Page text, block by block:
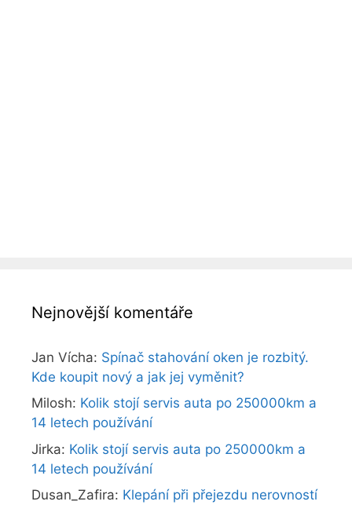
Nejnovější komentáře
Jan Vícha: Spínač stahování oken je rozbitý.
Kde koupit nový a jak jej vyměnit?
Milosh: Kolik stojí servis auta po 250000km a
14 letech používání
Jirka: Kolik stojí servis auta po 250000km a
14 letech používání
Dusan_Zafira: Klepání při přejezdu nerovností